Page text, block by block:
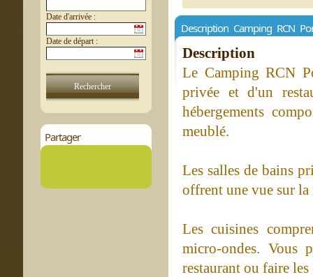
Date d'arrivée :
Date de départ :
Partager
Description Camping RCN
Description
Le Camping RCN
privée et d'un
hébergements
meublé.
Les salles de bains
offrent une vue sur la
Les cuisines
micro-ondes. Vous
restaurant ou faire